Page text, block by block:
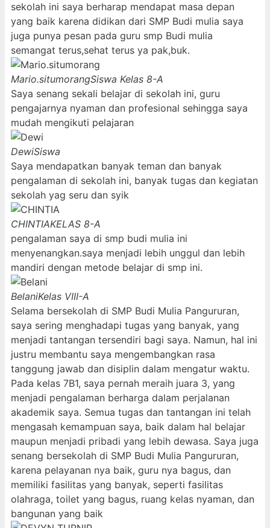
sekolah ini saya berharap mendapat masa depan
yang baik karena didikan dari SMP Budi mulia saya
juga punya pesan pada guru smp Budi mulia
semangat terus,sehat terus ya pak,buk.
Mario.situmorangSiswa Kelas 8-A
Saya senang sekali belajar di sekolah ini, guru
pengajarnya nyaman dan profesional sehingga saya
mudah mengikuti pelajaran
DewiSiswa
Saya mendapatkan banyak teman dan banyak
pengalaman di sekolah ini, banyak tugas dan kegiatan
sekolah yag seru dan syik
CHINTIAKELAS 8-A
pengalaman saya di smp budi mulia ini
menyenangkan.saya menjadi lebih unggul dan lebih
mandiri dengan metode belajar di smp ini.
BelaniKelas VIII-A
Selama bersekolah di SMP Budi Mulia Pangururan,
saya sering menghadapi tugas yang banyak, yang
menjadi tantangan tersendiri bagi saya. Namun, hal ini
justru membantu saya mengembangkan rasa
tanggung jawab dan disiplin dalam mengatur waktu.
Pada kelas 7B1, saya pernah meraih juara 3, yang
menjadi pengalaman berharga dalam perjalanan
akademik saya. Semua tugas dan tantangan ini telah
mengasah kemampuan saya, baik dalam hal belajar
maupun menjadi pribadi yang lebih dewasa. Saya juga
senang bersekolah di SMP Budi Mulia Pangururan,
karena pelayanan nya baik, guru nya bagus, dan
memiliki fasilitas yang banyak, seperti fasilitas
olahraga, toilet yang bagus, ruang kelas nyaman, dan
bangunan yang baik